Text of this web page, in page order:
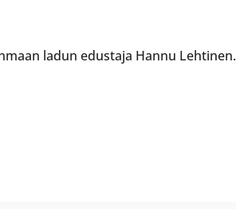
ladun edustaja Hannu Lehtinen.